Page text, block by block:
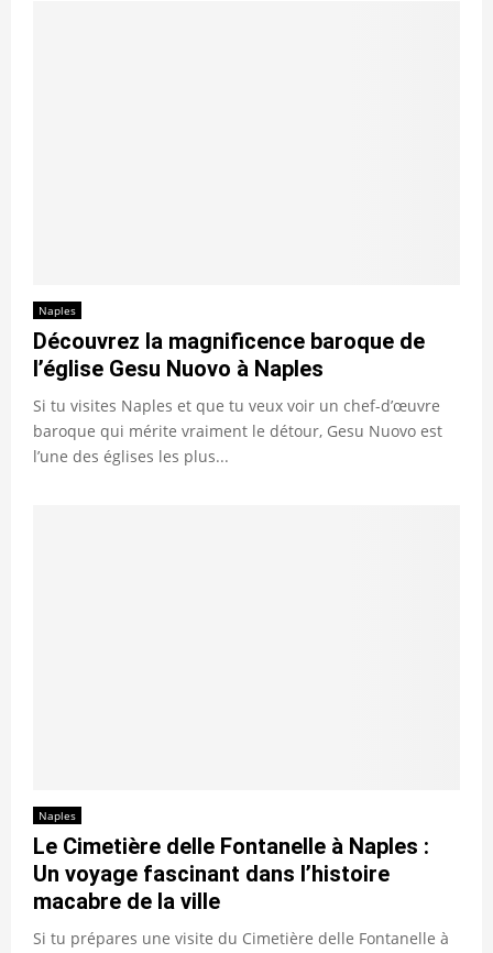
Naples
Découvrez la magnificence baroque de
l’église Gesu Nuovo à Naples
Si tu visites Naples et que tu veux voir un chef-d’œuvre
baroque qui mérite vraiment le détour, Gesu Nuovo est
l’une des églises les plus...
Naples
Le Cimetière delle Fontanelle à Naples :
Un voyage fascinant dans l’histoire
macabre de la ville
Si tu prépares une visite du Cimetière delle Fontanelle à